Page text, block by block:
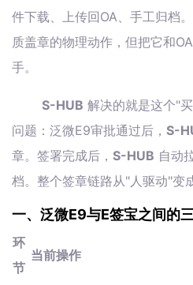
件下载、上传回OA、手工归档
质盖章的物理动作，但把它和
手。
S-HUB 解决的就是这个"
问题：泛微E9审批通过后， S-
章。签署完成后， S-HUB 自动
档。整个签章链路从"人驱动"变
一、泛微E9与E签宝之间的
环
节
当前操作